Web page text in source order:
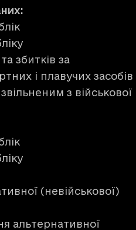
збитків за
і плавучих засобів
з військової
(невійськової)
альтернативної